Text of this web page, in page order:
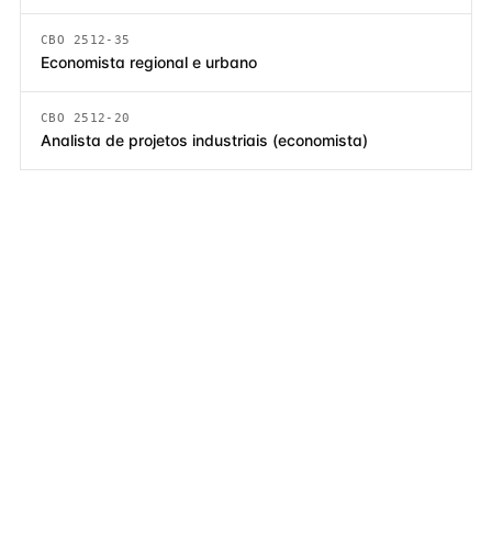
CBO 2512-35
Economista regional e urbano
CBO 2512-20
Analista de projetos industriais (economista)